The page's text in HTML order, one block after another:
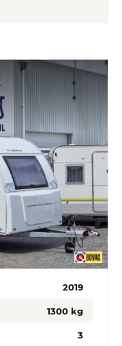
2019
1300 kg
3